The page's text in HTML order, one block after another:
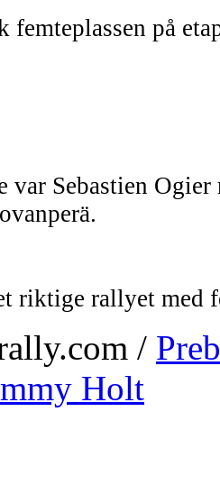
på
var Sebastien
riktige rallyet med
/
Holt